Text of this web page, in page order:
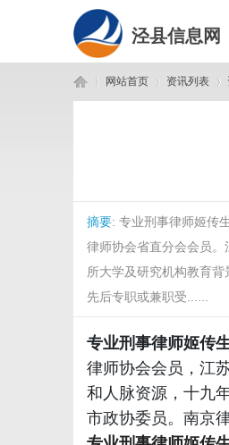
泾县信息网
网站首页 资讯列表
摘要: 专业刑事律师姬传
律师协会省直分会会员
所大学及研究机构教育
先后专职或兼职受......
专业刑事律师姬传
律师协会会员，江
和人脉资源，十九
市政协委员。南京